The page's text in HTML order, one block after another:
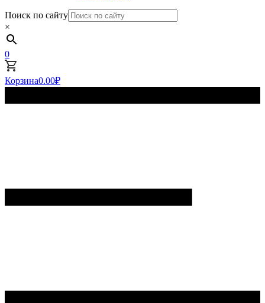
Поиск по сайту
×
0
Корзина0.00₽